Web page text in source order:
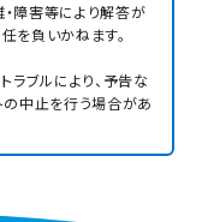
障害等により解答が
を負いかねます。
ラブルにより、予告な
の中止を行う場合があ